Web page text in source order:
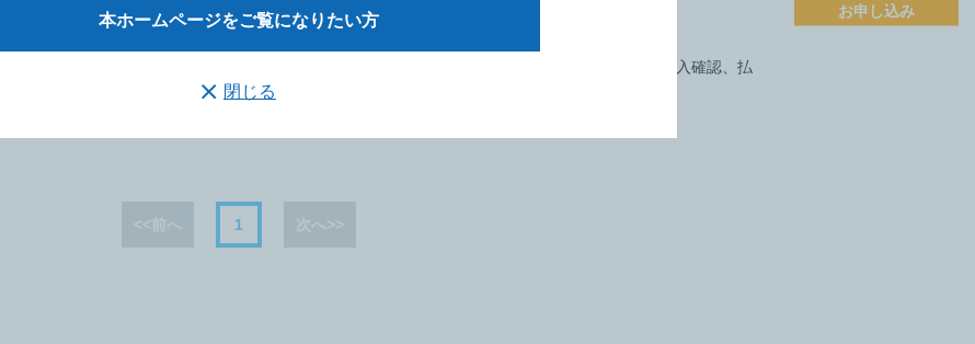
険制度加入促進ツールを公開しました。「資料ダウンロード」ページからご確認ください。
ついて】本保険制度ご加入者は、ユーザー登録することにより加入者専用コンテンツ等の閲覧や加入確認、払
行ができます。是非ご登録のうえ活用ください。
<<前へ 1 次へ>>
本ホームページをご覧になりたい方
閉じる
お申し込み